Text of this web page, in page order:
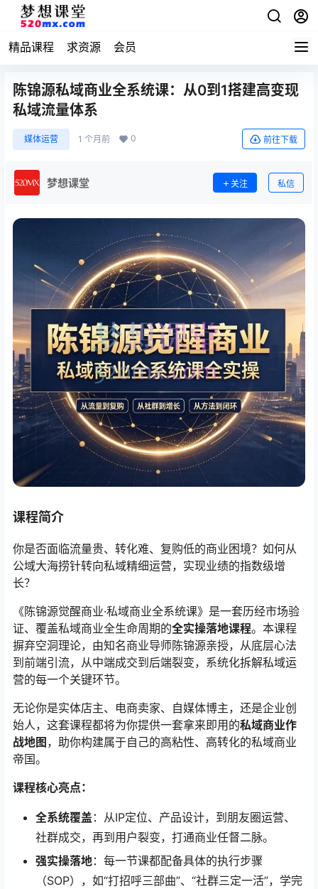
精品课程 求资源 会员
陈锦源私域商业全系统课：从0到1搭建高变现
私域流量体系
媒体运营 1 个月前 0 前往下载
梦想课堂 关注 私信
课程简介
你是否面临流量贵、转化难、复购低的商业困境？如何从
公域大海捞针转向私域精细运营，实现业绩的指数级增
长？
《陈锦源觉醒商业·私域商业全系统课》是一套历经市场验
证、覆盖私域商业全生命周期的全实操落地课程。本课程
摒弃空洞理论，由知名商业导师陈锦源亲授，从底层心法
到前端引流，从中端成交到后端裂变，系统化拆解私域运
营的每一个关键环节。
无论你是实体店主、电商卖家、自媒体博主，还是企业创
始人，这套课程都将为你提供一套拿来即用的私域商业作
战地图 ，助你构建属于自己的高粘性、高转化的私域商业
帝国。
课程核心亮点：
全系统覆盖 ：从IP定位、产品设计，到朋友圈运营、
社群成交，再到用户裂变，打通商业任督二脉。
强实操落地：每一节课都配备具体的执行步骤
（SOP），如“打招呼三部曲”、“社群三定一活”，学完